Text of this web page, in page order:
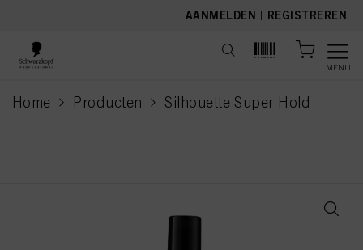
AANMELDEN | REGISTREREN
MENU
Home Producten Silhouette Super Hold
current page